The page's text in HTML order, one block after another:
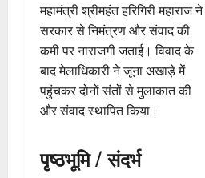
महामंत्री श्रीमहंत हरिगिरी महाराज ने
सरकार से निमंत्रण और संवाद की
कमी पर नाराजगी जताई। विवाद के
बाद मेलाधिकारी ने जूना अखाड़े में
पहुंचकर दोनों संतों से मुलाकात की
और संवाद स्थापित किया।
पृष्ठभूमि / संदर्भ